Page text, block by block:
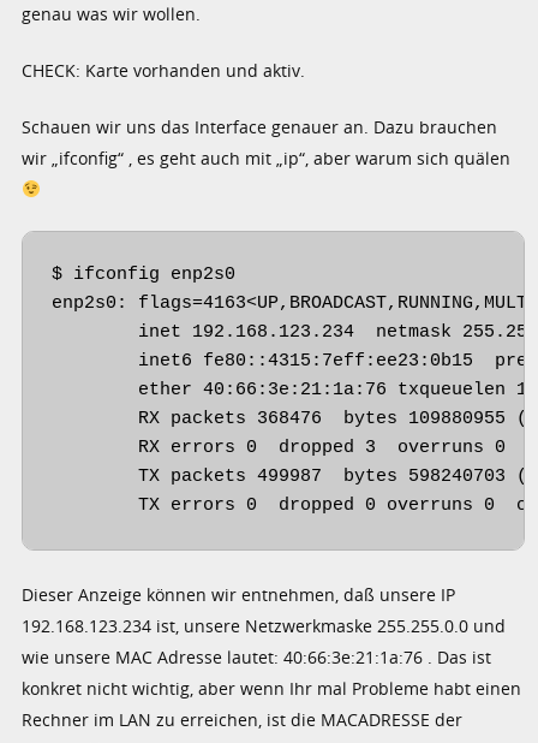
genau was wir wollen.
CHECK: Karte vorhanden und aktiv.
Schauen wir uns das Interface genauer an. Dazu brauchen
wir „ifconfig“ , es geht auch mit „ip“, aber warum sich quälen
$ ifconfig enp2s0
enp2s0:
inet 192.168.123.234  netmask
inet6 fe80::4315:7eff:ee23:0b15
ether 40:66:3e:21:1a:76 txqueuelen
RX packets 368476  bytes 109880955
RX errors 0  dropped 3  overruns 0
TX packets 499987  bytes 598240703
TX errors 0  dropped 0 overruns 0
Dieser Anzeige können wir entnehmen, daß unsere IP
192.168.123.234 ist, unsere Netzwerkmaske 255.255.0.0 und
wie unsere MAC Adresse lautet: 40:66:3e:21:1a:76 . Das ist
konkret nicht wichtig, aber wenn Ihr mal Probleme habt einen
Rechner im LAN zu erreichen, ist die MACADRESSE der